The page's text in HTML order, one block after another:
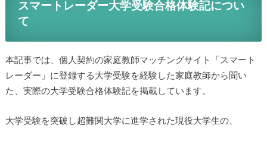
スマートレーダー大学受験合格体験記につい
て
本記事では、個人契約の家庭教師マッチングサイト「スマート
レーダー」に登録する大学受験を経験した家庭教師から聞い
た、実際の大学受験合格体験記を掲載しています。
大学受験を突破し超難関大学に進学された現役大学生の、